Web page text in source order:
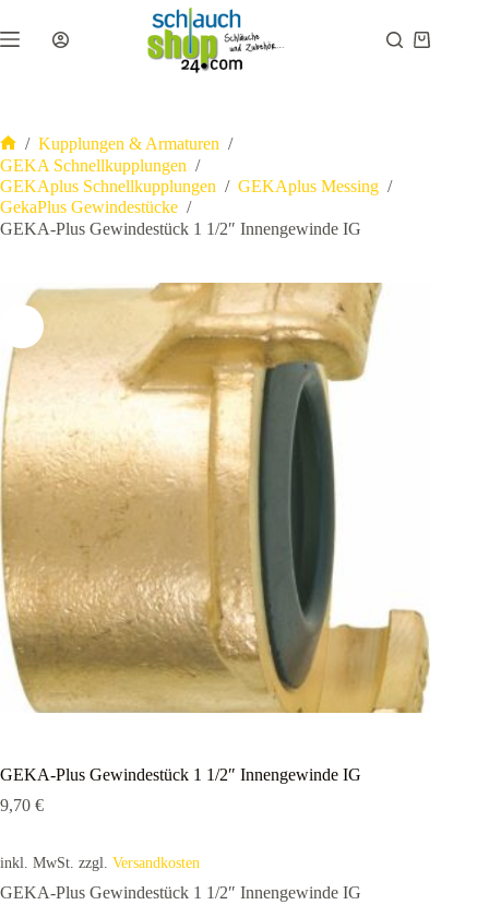
Inhalt
springen
Warenkorb
Start
/ Kupplungen & Armaturen /
GEKA Schnellkupplungen /
GEKAplus Schnellkupplungen / GEKAplus Messing /
GekaPlus Gewindestücke /
GEKA-Plus Gewindestück 1 1/2″ Innengewinde IG
GEKA-Plus Gewindestück 1 1/2″ Innengewinde IG
9,70 €
inkl. MwSt. zzgl. Versandkosten
GEKA-Plus Gewindestück 1 1/2″ Innengewinde IG